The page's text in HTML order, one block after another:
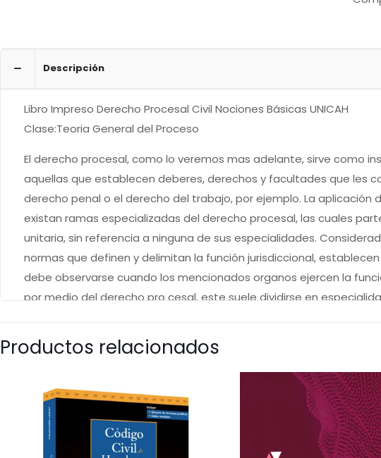
Descripción
Libro Impreso Derecho Procesal Civil Nociones Básicas UNICAH
Clase:Teoria General del Proceso
El derecho procesal, como lo veremos mas adelante, sirve como
aquellas que establecen deberes, derechos y facultades que les
derecho penal o el derecho del trabajo, por ejemplo. La
existan ramas especializadas del derecho procesal, las cuales
unitaria, sin referencia a ninguna de sus especialidades.
normas que definen y delimitan la función jurisdiccional,
debe observarse cuando los mencionados organos ejercen la
por medio del derecho pro cesal, este suele dividirse en
procedimientos tambien especiales, con el objeto de aplicar a
Productos relacionados